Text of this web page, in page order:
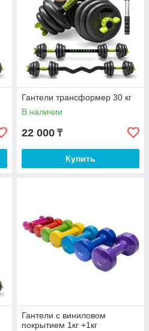
Гантели трансформер 30 кг
В наличии
22 000 ₸
Купить
Гантели с виниловом
покрытием 1кг +1кг